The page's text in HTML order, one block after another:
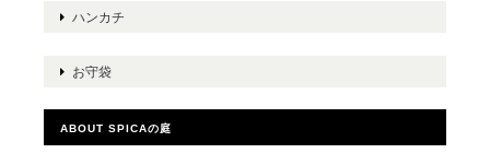
ハンカチ
お守袋
ABOUT SPICAの庭